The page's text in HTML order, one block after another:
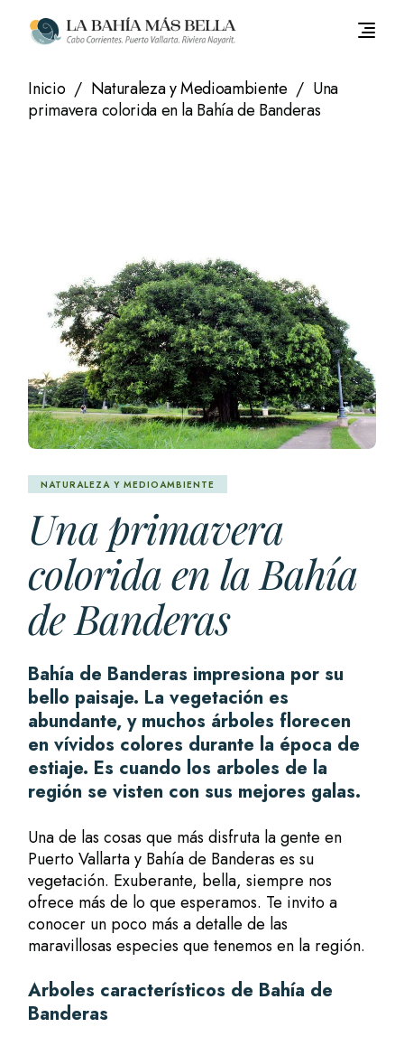
contenido
Inicio Naturaleza y Medioambiente
Una
primavera colorida en la Bahía de Banderas
NATURALEZA Y MEDIOAMBIENTE
Una primavera
colorida en la Bahía
de Banderas
Bahía de Banderas impresiona por su
bello paisaje. La vegetación es
abundante, y muchos árboles florecen
en vívidos colores durante la época de
estiaje. Es cuando los arboles de la
región se visten con sus mejores galas.
Una de las cosas que más disfruta la gente en
Puerto Vallarta y Bahía de Banderas es su
vegetación. Exuberante, bella, siempre nos
ofrece más de lo que esperamos. Te invito a
conocer un poco más a detalle de las
maravillosas especies que tenemos en la región.
Arboles característicos de Bahía de
Banderas